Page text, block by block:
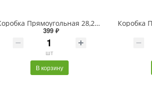
Коробка Прямоугольная 28,2*20*9,2 складная на магнитах "Люкс" Серебряный 1/48
399 ₽
шт
В корзину